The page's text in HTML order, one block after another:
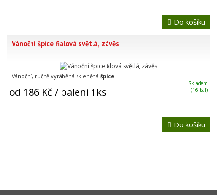
Do košíku
Vánoční špice fialová světlá, závěs
Vánoční, ručně vyráběná skleněnášpice
od 186 Kč / balení 1ks
Skladem
(16 bal)
Do košíku